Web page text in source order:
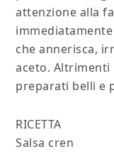
attenzione alla
che annerisca,
aceto.
preparati belli e
RICETTA
Salsa cren